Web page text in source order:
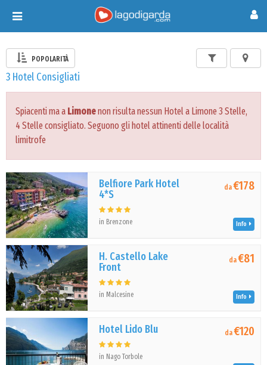
Toggle
navigation
POPOLARITÀ
3 Hotel Consigliati
Spiacenti ma a Limonenon risulta nessun Hotel a Limone 3 Stelle,
4 Stelle consigliato. Seguono gli hotel attinenti delle località
limitrofe
Belfiore Park Hotel
4*S
in Brenzone
da€178
Info
H. Castello Lake
Front
in Malcesine
da€81
Info
Hotel Lido Blu
in Nago Torbole
da€120